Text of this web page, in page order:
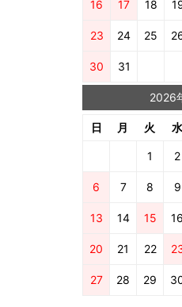
16 17 18
23 24 25
30 31
2026
日 月 火 水
1 2
6 7 8 9
13 14 15 16
20 21 22
27 28 29